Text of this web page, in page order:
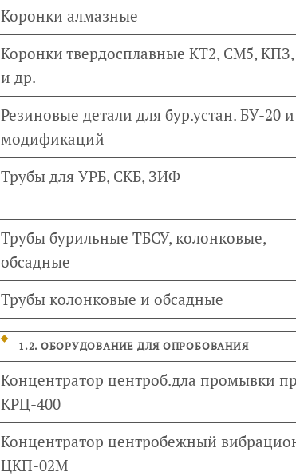
Коронки алмазные
Коронки твердосплавные КТ2, СМ5,
и др.
Резиновые детали для бур.устан. БУ-20
модификаций
Трубы для УРБ, СКБ, ЗИФ
Трубы бурильные ТБСУ, колонковые,
обсадные
Трубы колонковые и обсадные
1.2. ОБОРУДОВАНИЕ ДЛЯ ОПРОБОВАНИЯ
Концентратор центроб.дла промывки
КРЦ-400
Концентратор центробежный
ЦКП-02М